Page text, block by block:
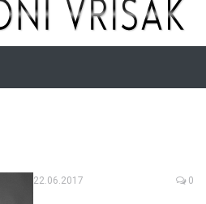
22.06.2017 0